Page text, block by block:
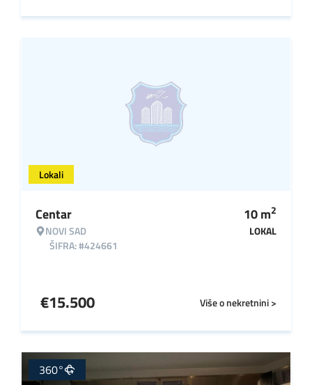
Lokali
Centar
NOVI SAD
ŠIFRA: #424661
10m2
LOKAL
Više o nekretnini >
€15.500
360°